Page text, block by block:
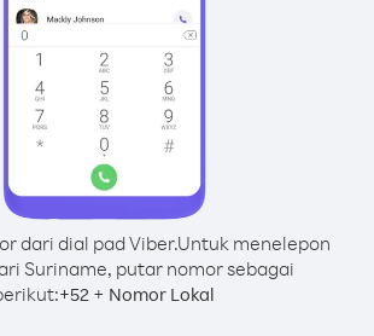
dari dial pad Viber.Untuk menelepon
Suriname, putar nomor sebagai
+52 + Nomor Lokal